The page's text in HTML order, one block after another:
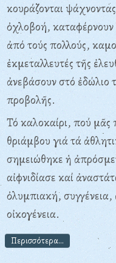
κουράζονται
ὀχλοβοή, καταφέρνουν
ἀπό τούς πολλούς,
ἐκμεταλλευτές τῆς
ἀνεβάσουν στό ἐδώλιο
προβολῆς.
Τό καλοκαίρι, πού μᾶς
θριάμβου γιά τά
σημειώθηκε ἡ
αἰφνιδίασε καί
ὀλυμπιακή,
οἰκογένεια.
Περισσότερα...